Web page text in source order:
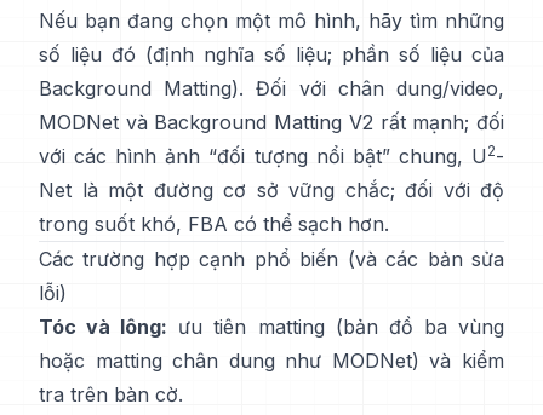
Nếu bạn đang chọn một mô hình, hãy tìm những
số liệu đó (định nghĩa số liệu; phần số liệu của
Background Matting). Đối với chân dung/video,
MODNet và Background Matting V2 rất mạnh; đối
với các hình ảnh “đối tượng nổi bật” chung, U 2-
Net là một đường cơ sở vững chắc; đối với độ
trong suốt khó, FBA có thể sạch hơn.
Các trường hợp cạnh phổ biến (và các bản sửa
lỗi)
Tóc và lông: ưu tiên matting (bản đồ ba vùng
hoặc matting chân dung như MODNet) và kiểm
tra trên bàn cờ.